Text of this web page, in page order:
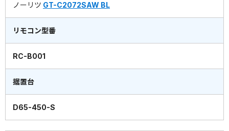
ノーリツ GT-C2072SAW BL
リモコン型番
RC-B001
据置台
D65-450-S